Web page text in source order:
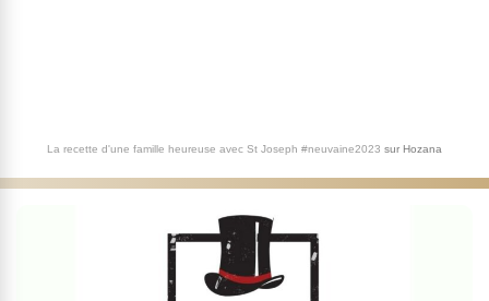
La recette d'une famille heureuse avec St Joseph #neuvaine2023 sur Hozana